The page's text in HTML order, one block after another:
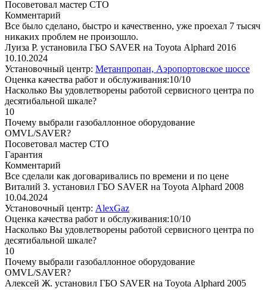
Посоветовал мастер СТО
Комментарий
Все было сделано, быстро и качественно, уже проехал 7 тысяч
никаких проблем не произошло.
Луиза Р. установила ГБО SAVER на Toyota Alphard 2016
10.10.2024
Установочный центр: Метанпропан, Аэропортовское шоссе
Оценка качества работ и обслуживания:10/10
Насколько Вы удовлетворены работой сервисного центра по
десятибальной шкале?
10
Почему выбрали газобаллонное оборудование
OMVL/SAVER?
Посоветовал мастер СТО
Гарантия
Комментарий
Все сделали как договаривались по времени и по цене
Виталий З. установил ГБО SAVER на Toyota Alphard 2008
10.04.2024
Установочный центр: AlexGaz
Оценка качества работ и обслуживания:10/10
Насколько Вы удовлетворены работой сервисного центра по
десятибальной шкале?
10
Почему выбрали газобаллонное оборудование
OMVL/SAVER?
Алексей Ж. установил ГБО SAVER на Toyota Alphard 2005